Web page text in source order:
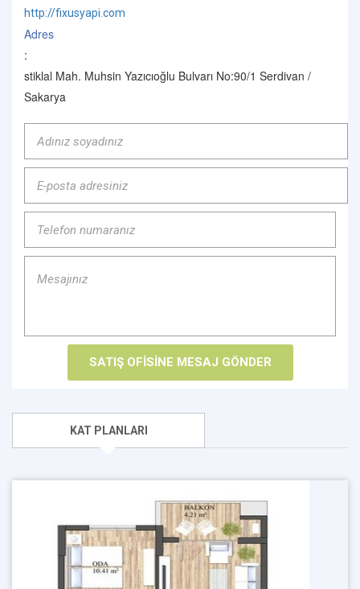
http://fixusyapi.com
Adres
:
stiklal Mah. Muhsin Yazıcıoğlu Bulvarı No:90/1 Serdivan /
Sakarya
KAT PLANLARI